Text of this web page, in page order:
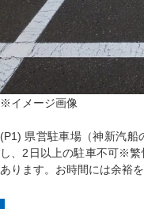
※イメージ画像
(P1) 県営駐車場（神新汽船
し、2日以上の駐車不可※
あります。お時間には余裕